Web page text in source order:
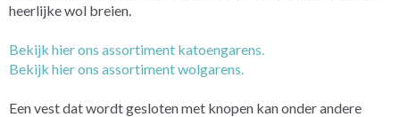
heerlijke wol breien.
Bekijk hier ons assortiment katoengarens.
Bekijk hier ons assortiment wolgarens.
Een vest dat wordt gesloten met knopen kan onder andere